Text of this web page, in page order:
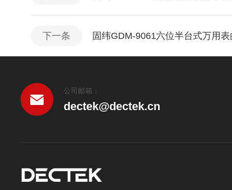
下一条 固纬GDM-9061六位半台式万用
公司邮箱：
dectek@dectek.cn